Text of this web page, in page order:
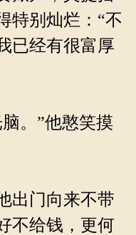
特别灿烂：“不
已经有很富厚
。”他憨笑摸
出门向来不带
不给钱，更何